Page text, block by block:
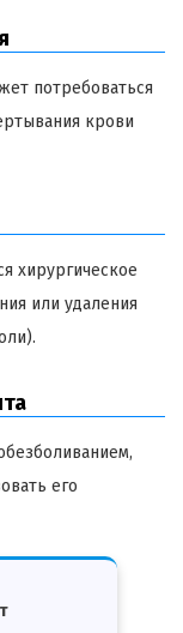
потребоваться
крови
хирургическое
или удаления
его